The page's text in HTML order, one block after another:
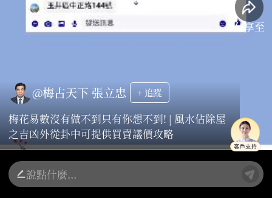
分享至
@梅占天下 張立忠 + 追蹤
梅花易數沒有做不到只有你想不到! | 風水佔除屋
之吉凶外從卦中可提供買賣議價攻略